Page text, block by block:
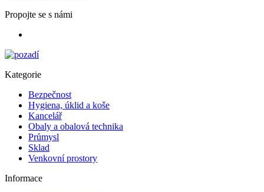
Propojte se s námi
Kategorie
Bezpečnost
Hygiena, úklid a koše
Kancelář
Obaly a obalová technika
Průmysl
Sklad
Venkovní prostory
Informace